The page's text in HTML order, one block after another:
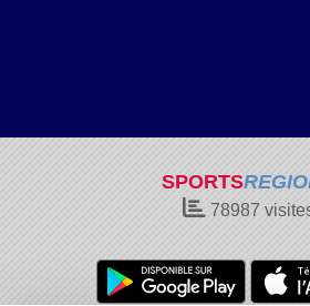
SPORTS
78987